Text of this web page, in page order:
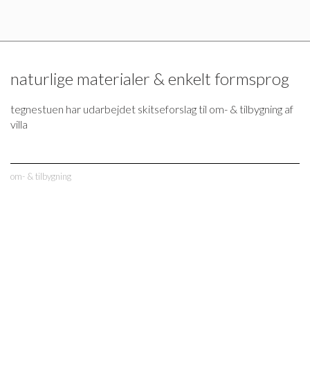
naturlige materialer & enkelt formsprog
tegnestuen har udarbejdet skitseforslag til om- & tilbygning af
villa
om- & tilbygning